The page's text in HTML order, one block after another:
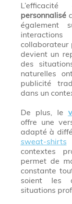
personnalisé
également
devient un
des
naturelles
publicité
dans un
De plus, le
offre une
adapté à
sweat-shirts
contextes
permet de
constante
soient les
situations